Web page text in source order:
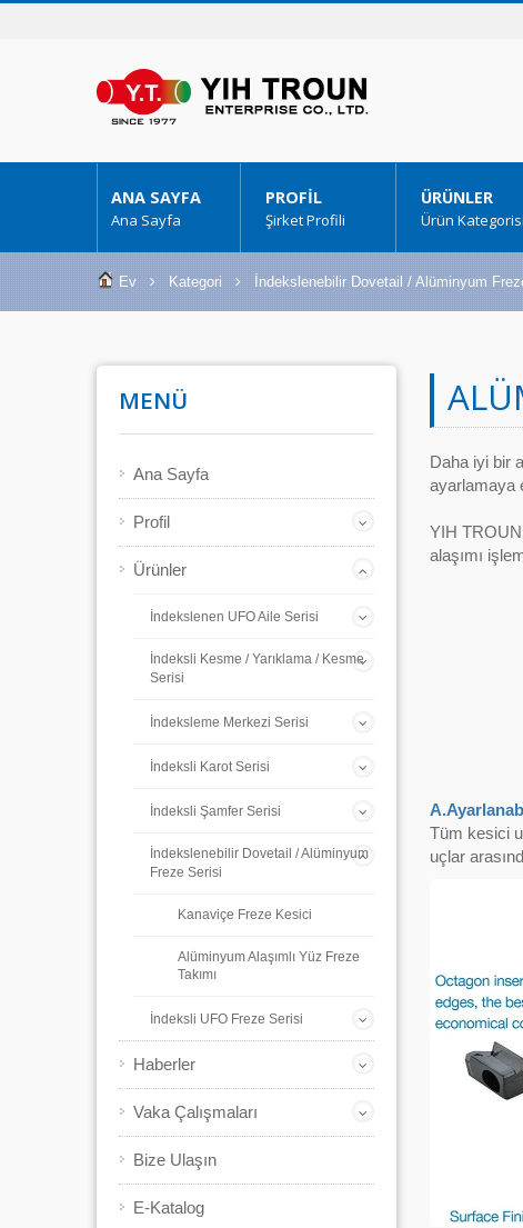
ANA SAYFA
Ana Sayfa
PROFIL
Şirket Profili
ÜRÜNLER
Ürün Kategorisi
Ev Kategori İndekslenebilir Dovetail / Alüminyum
MENÜ
Ana Sayfa
Profil
Ürünler
İndekslenen UFO Aile Serisi
İndeksli Kesme / Yarıklama / Kesme
Serisi
İndeksleme Merkezi Serisi
İndeksli Karot Serisi
İndeksli Şamfer Serisi
İndekslenebilir Dovetail / Alüminyum
Freze Serisi
Kanaviçe Freze Kesici
Alüminyum Alaşımlı Yüz Freze
Takımı
İndeksli UFO Freze Serisi
Haberler
Vaka Çalışmaları
Bize Ulaşın
E-Katalog
Daha iyi bir
ayarlamaya
YIH
alaşımı
Tüm kesici
uçlar